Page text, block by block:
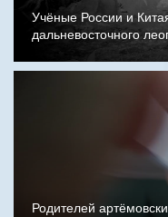
Учёные России и
дальневосточного
Родителей